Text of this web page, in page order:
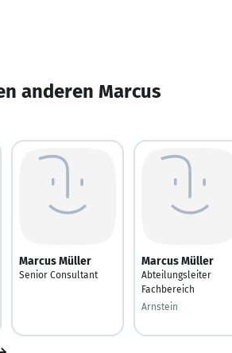
anderen Marcus
Marcus Müller
Senior Consultant
Marcus Müller
Abteilungsleiter
Fachbereich
Arnstein